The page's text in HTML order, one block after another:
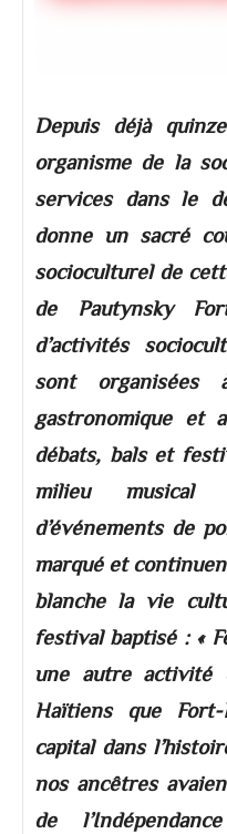
Depuis déjà
organisme de la
services dans le
donne un sacré
socioculturel de
de Pautynsky
d’activités
sont
gastronomique et
débats, bals et
milieu musical
d’événements de
marqué et
blanche la vie
festival baptisé : «
une autre activité
Haïtiens que
capital dans
nos ancêtres
de